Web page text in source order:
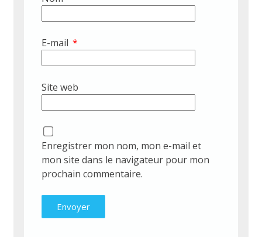
E-mail *
Site web
Enregistrer mon nom, mon e-mail et
mon site dans le navigateur pour mon
prochain commentaire.